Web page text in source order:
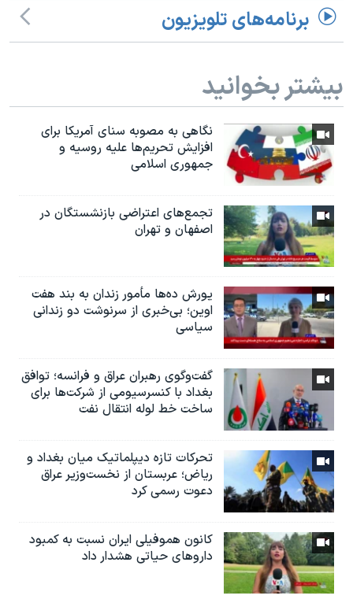
برنامه‌های تلویزیون
بیشتر بخوانید
نگاهی به مصوبه سنای آمریکا برای
افزایش تحریم‌ها علیه روسیه و
جمهوری اسلامی
تجمع‌های اعتراضی بازنشستگان در
اصفهان و تهران
یورش ده‌ها مأمور زندان به بند هفت
اوین؛ بی‌خبری از سرنوشت دو زندانی
سیاسی
گفت‌وگوی رهبران عراق و فرانسه؛ توافق
بغداد با کنسرسیومی از شرکت‌ها برای
ساخت خط لوله انتقال نفت
تحرکات تازه دیپلماتیک میان بغداد و
ریاض؛ عربستان از نخست‌وزیر عراق
دعوت رسمی کرد
کانون هموفیلی ایران نسبت به کمبود
داروهای حیاتی هشدار داد